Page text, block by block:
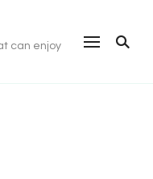
can enjoy